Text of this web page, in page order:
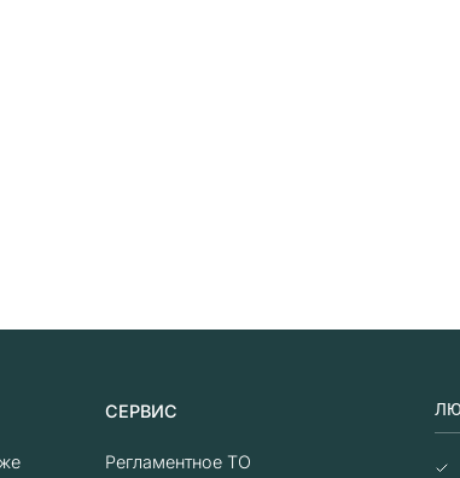
СЕРВИС
Регламентное ТО